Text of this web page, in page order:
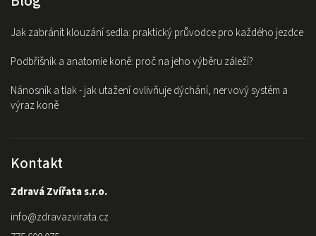
Jak zabránit klouzání sedla: praktický průvodce pro každého jezdce
Podbřišník a anatomie koně: proč na jeho výběru záleží?
Nánosník a tlak - jak utažení ovlivňuje dýchání, nervový systém a
výraz koně
Kontakt
Zdravá Zvířata s.r.o.
info@zdravazvirata.cz